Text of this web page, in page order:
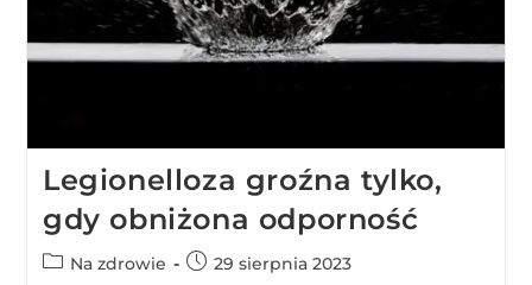
Legionelloza groźna tylko,
gdy obniżona odporność
Na zdrowie 29 sierpnia 2023